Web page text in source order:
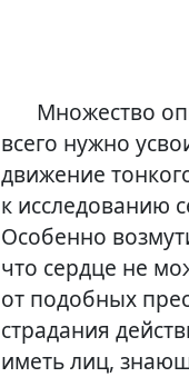
Сердце,
Множество
всего нужно
движение
к исследованию
Особенно
что сердце не
от подобных
страдания
иметь лиц,